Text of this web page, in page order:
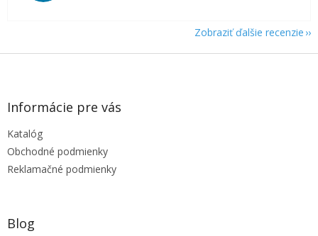
Zobraziť ďalšie recenzie
Z
Informácie pre vás
Katalóg
Obchodné podmienky
Reklamačné podmienky
Blog